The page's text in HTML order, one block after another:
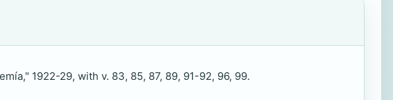
1922-29, with v. 83, 85, 87, 89, 91-92, 96, 99.